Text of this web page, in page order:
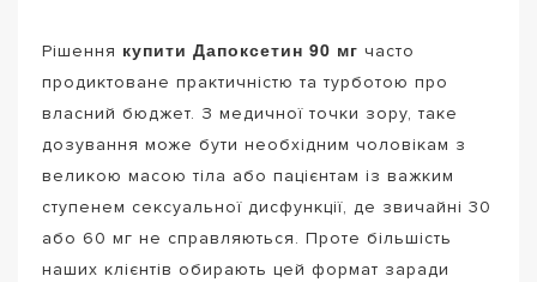
Рішення купити Дапоксетин 90 мг часто
продиктоване практичністю та турботою про
власний бюджет. З медичної точки зору, таке
дозування може бути необхідним чоловікам з
великою масою тіла або пацієнтам із важким
ступенем сексуальної дисфункції, де звичайні 30
або 60 мг не справляються. Проте більшість
наших клієнтів обирають цей формат заради